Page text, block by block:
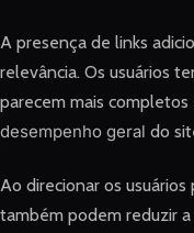
A presença de links
relevância. Os usuários
parecem mais
desempenho geral do
Ao direcionar os usuários
também podem reduzir